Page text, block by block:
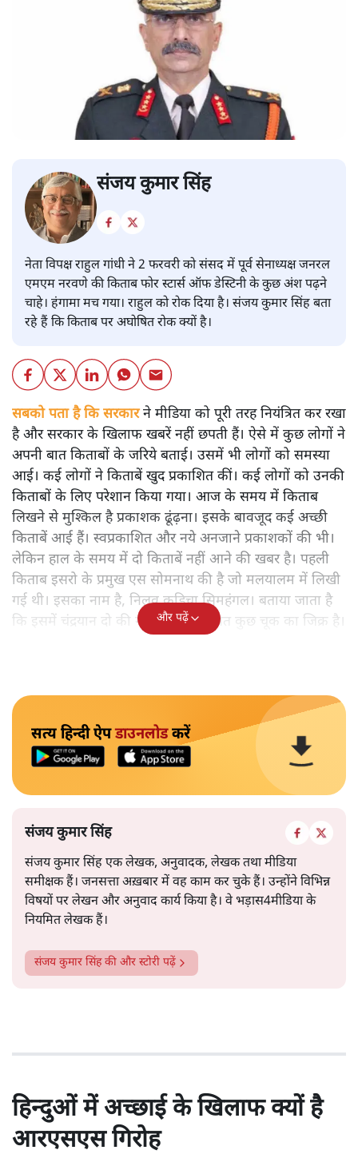
संजय कुमार सिंह
नेता विपक्ष राहुल गांधी ने 2 फरवरी को संसद में पूर्व सेनाध्यक्ष जनरल
एमएम नरवणे की किताब फोर स्टार्स ऑफ डेस्टिनी के कुछ अंश पढ़ने
चाहे। हंगामा मच गया। राहुल को रोक दिया है। संजय कुमार सिंह बता
रहे हैं कि किताब पर अघोषित रोक क्यों है।
सबको पता है कि सरकारने मीडिया को पूरी तरह नियंत्रित कर रखा
है और सरकार के खिलाफ खबरें नहीं छपती हैं। ऐसे में कुछ लोगों ने
अपनी बात किताबों के जरिये बताई। उसमें भी लोगों को समस्या
आई। कई लोगों ने किताबें खुद प्रकाशित कीं। कई लोगों को उनकी
किताबों के लिए परेशान किया गया। आज के समय में किताब
लिखने से मुश्किल है प्रकाशक ढूंढ़ना। इसके बावजूद कई अच्छी
किताबें आई हैं। स्वप्रकाशित और नये अनजाने प्रकाशकों की भी।
लेकिन हाल के समय में दो किताबें नहीं आने की खबर है। पहली
किताब इसरो के प्रमुख एस सोमनाथ की है जो मलयालम में लिखी
गई थी। इसका नाम है, निलवु कुडिचा सिमहंगल। बताया जाता है
कि इसमें चंद्रयान दो की नाकामी से संबंधित कुछ चूक का जिक्र है।
और पढ़ें
सत्य हिन्दी ऐपडाउनलोडकरें
संजय कुमार सिंह
संजय कुमार सिंह एक लेखक, अनुवादक, लेखक तथा मीडिया
समीक्षक हैं। जनसत्ता अख़बार में वह काम कर चुके हैं। उन्होंने विभिन्न
विषयों पर लेखन और अनुवाद कार्य किया है। वे भड़ास4मीडिया के
नियमित लेखक हैं।
संजय कुमार सिंहकी और स्टोरी पढ़ें
हिन्दुओं में अच्छाई के खिलाफ क्यों है
आरएसएस गिरोह